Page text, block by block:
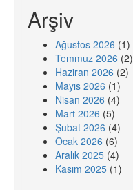
Arşiv
Ağustos 2026 (1)
Temmuz 2026 (2)
Haziran 2026 (2)
Mayıs 2026 (1)
Nisan 2026 (4)
Mart 2026 (5)
Şubat 2026 (4)
Ocak 2026 (6)
Aralık 2025 (4)
Kasım 2025 (1)